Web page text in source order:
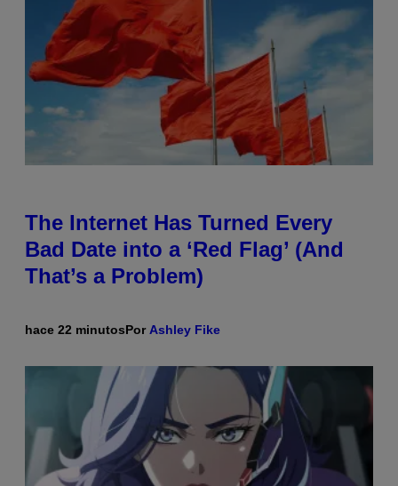
The Internet Has Turned Every
Bad Date into a ‘Red Flag’ (And
That’s a Problem)
hace 22 minutosPor Ashley Fike